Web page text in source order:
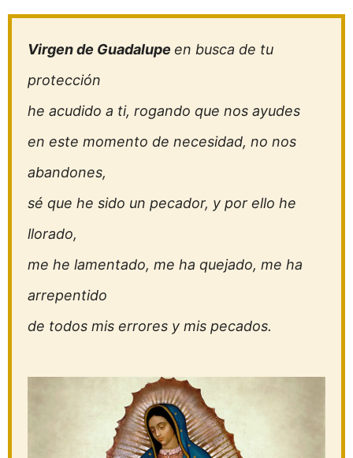
Virgen de Guadalupe en busca de tu
protección
he acudido a ti, rogando que nos ayudes
en este momento de necesidad, no nos
abandones,
sé que he sido un pecador, y por ello he
llorado,
me he lamentado, me ha quejado, me ha
arrepentido
de todos mis errores y mis pecados.